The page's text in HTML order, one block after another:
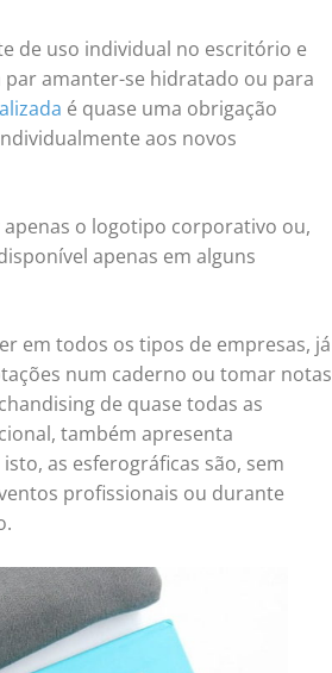
de uso individual no escritório e
amanter-se hidratado ou para
é quase uma obrigação
aos novos
o logotipo corporativo ou,
apenas em alguns
em todos os tipos de empresas, já
num caderno ou tomar notas
de quase todas as
também apresenta
as esferográficas são, sem
profissionais ou durante